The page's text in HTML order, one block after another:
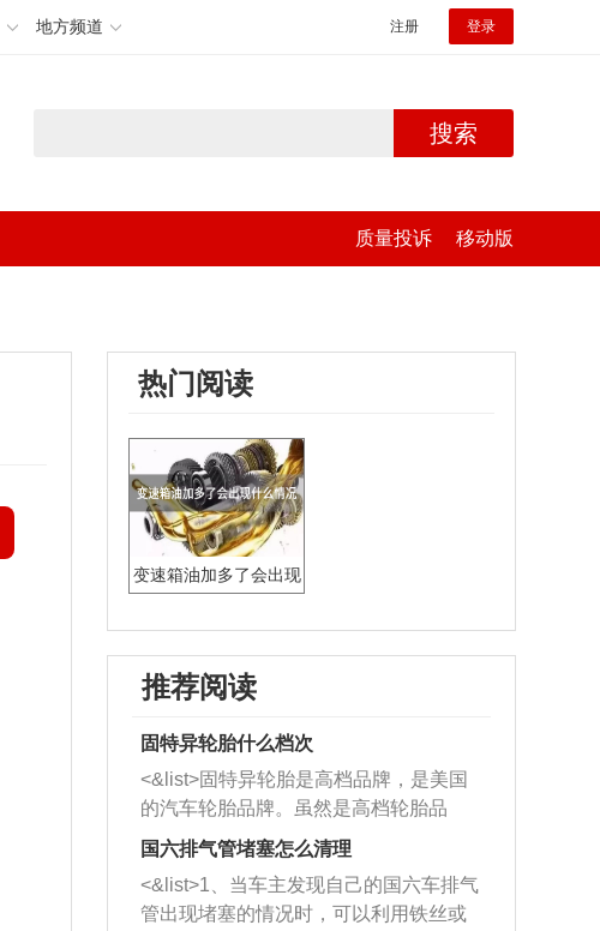
地方频道 注册 登录
搜索
质量投诉 移动版
热门阅读
变速箱油加多了会出现
推荐阅读
固特异轮胎什么档次
<&list>固特异轮胎是高档品牌，是美国
的汽车轮胎品牌。虽然是高档轮胎品
牌，但是中高低端的轮胎都有生产，这
也是为了更好的开拓市场。
国六排气管堵塞怎么清理
<&list>1、当车主发现自己的国六车排气
管出现堵塞的情况时，可以利用铁丝或